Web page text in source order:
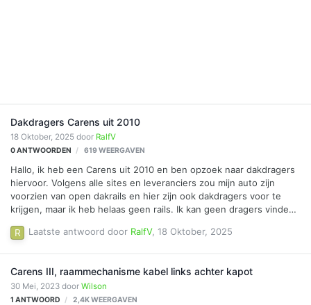
Dakdragers Carens uit 2010
18 Oktober, 2025 door RalfV
0ANTWOORDEN 619WEERGAVEN
Hallo, ik heb een Carens uit 2010 en ben opzoek naar dakdragers
hiervoor. Volgens alle sites en leveranciers zou mijn auto zijn
voorzien van open dakrails en hier zijn ook dakdragers voor te
krijgen, maar ik heb helaas geen rails. Ik kan geen dragers vinden
probleem? Gr, Ralf Veugelers
Laatste antwoord door RalfV, 18 Oktober, 2025
Carens III, raammechanisme kabel links achter kapot
30 Mei, 2023 door Wilson
1 ANTWOORD 2,4KWEERGAVEN